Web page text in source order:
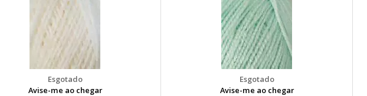
Avise-me ao chegar
Avise-me ao chegar